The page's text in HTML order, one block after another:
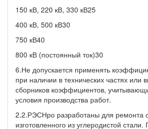
150 кВ, 220 кВ, 330 кВ25
400 кВ, 500 кВ30
750 кВ40
800 кВ (постоянный ток)30
6.Не допускается применять
при наличии в технических частях или
сборников коэффициентов,
условия производства работ.
2.2.РЭСНро разработаны для ремонта
изготовленного из углеродистой